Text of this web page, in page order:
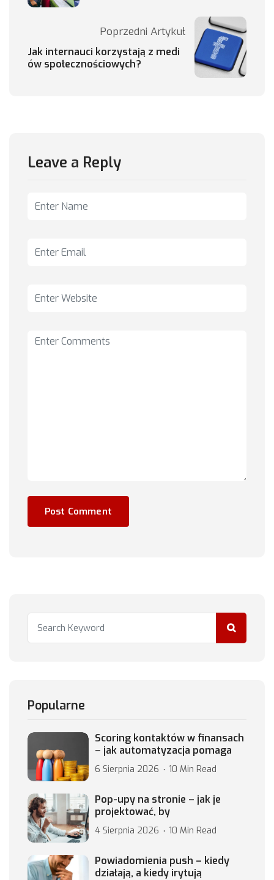
Poprzedni Artykuł
Jak internauci korzystają z medi
ów społecznościowych?
Leave a Reply
Popularne
Scoring kontaktów w finansach
– jak automatyzacja pomaga
6 Sierpnia 2026 10 Min Read
Pop-upy na stronie – jak je
projektować, by
4 Sierpnia 2026 10 Min Read
Powiadomienia push – kiedy
działają, a kiedy irytują